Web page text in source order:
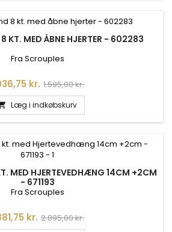
KT. MED ÅBNE HJERTER - 602283
Fra Scrouples
kr. Normalpris
1.595,00 kr.
Læg i indkøbskurv
MED HJERTEVEDHÆNG 14CM +2CM
- 671193
Fra Scrouples
kr. Normalpris
2.895,00 kr.